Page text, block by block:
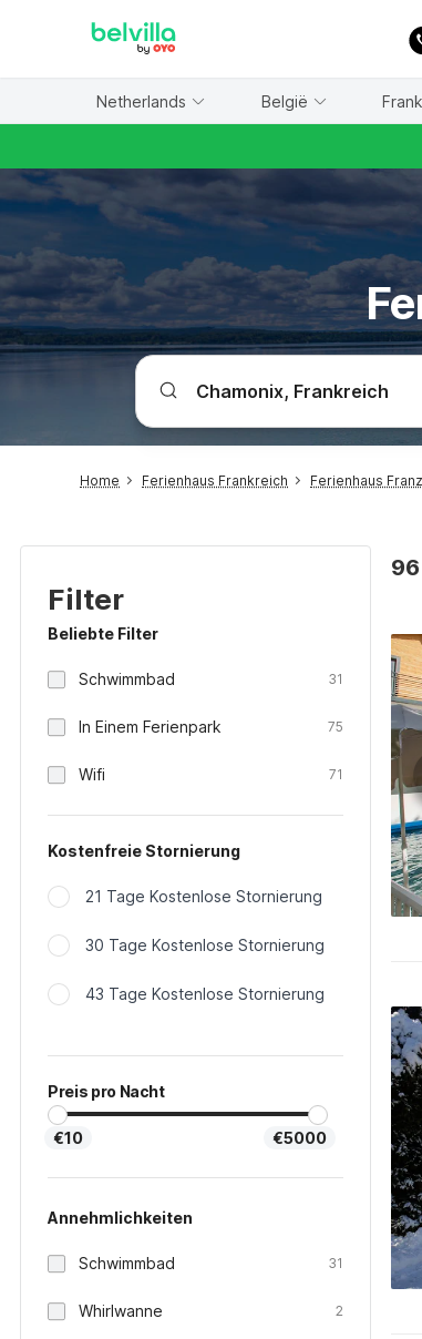
Netherlands België
Home Ferienhaus Frankreich Ferienhaus
Filter
Beliebte Filter
Schwimmbad 31
In Einem Ferienpark 75
Wifi 71
Kostenfreie Stornierung
21 Tage Kostenlose Stornierung
30 Tage Kostenlose Stornierung
43 Tage Kostenlose Stornierung
Preis pro Nacht
€10 €5000
Annehmlichkeiten
Schwimmbad 31
Whirlwanne 2